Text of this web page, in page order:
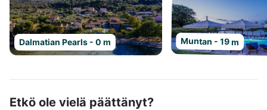
Dalmatian Pearls - 0 m Muntan - 19 m
Etkö ole vielä päättänyt?